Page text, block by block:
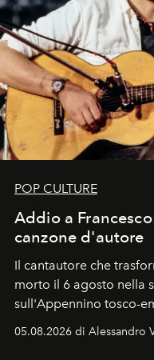
POP CULTURE
Addio a
canzone d'autore
Il cantautore che
morto il 6 agosto nella
sull'Appennino tosco-
05.08.2026 di Alessandro